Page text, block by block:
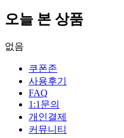
오늘 본 상품
없음
쿠폰존
사용후기
FAQ
1:1문의
개인결제
커뮤니티